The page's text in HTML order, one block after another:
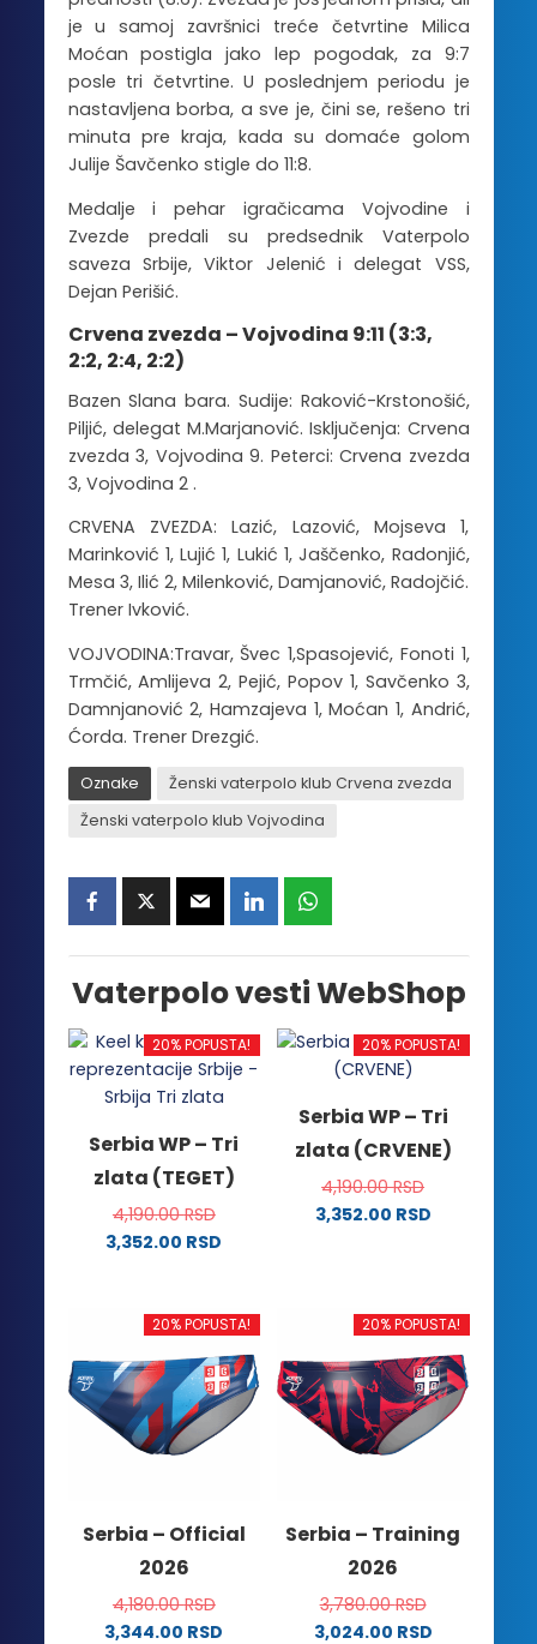
je u samoj završnici treće četvrtine Milica
Moćan postigla jako lep pogodak, za 9:7
posle tri četvrtine. U poslednjem periodu je
nastavljena borba, a sve je, čini se, rešeno tri
minuta pre kraja, kada su domaće golom
Julije Šavčenko stigle do 11:8.
Medalje i pehar igračicama Vojvodine i
Zvezde predali su predsednik Vaterpolo
saveza Srbije, Viktor Jelenić i delegat VSS,
Dejan Perišić.
Crvena zvezda – Vojvodina 9:11 (3:3,
2:2, 2:4, 2:2)
Bazen Slana bara. Sudije: Raković-Krstonošić,
Piljić, delegat M.Marjanović. Isključenja: Crvena
zvezda 3, Vojvodina 9. Peterci: Crvena zvezda
3, Vojvodina 2 .
CRVENA ZVEZDA: Lazić, Lazović, Mojseva 1,
Marinković 1, Lujić 1, Lukić 1, Jaščenko, Radonjić,
Mesa 3, Ilić 2, Milenković, Damjanović, Radojčić.
Trener Ivković.
VOJVODINA:Travar, Švec 1,Spasojević, Fonoti 1,
Trmčić, Amlijeva 2, Pejić, Popov 1, Savčenko 3,
Damnjanović 2, Hamzajeva 1, Moćan 1, Andrić,
Ćorda. Trener Drezgić.
Oznake
Ženski vaterpolo klub Crvena zvezda
Ženski vaterpolo klub Vojvodina
Vaterpolo vesti WebShop
20% POPUSTA!
Serbia WP – Tri
zlata (TEGET)
4,190.00RSD
3,352.00 RSD
ima
varijanti.
Opcije
mogu
biti
stranici
proizvoda.
20% POPUSTA!
Serbia WP – Tri
zlata (CRVENE)
4,190.00RSD
3,352.00 RSD
više
varijanti.
Opcije
mogu
biti
izabrane
proizvoda.
20% POPUSTA!
Serbia – Official
2026
4,180.00RSD
3,344.00 RSD
20% POPUSTA!
Serbia – Training
2026
3,780.00RSD
3,024.00 RSD